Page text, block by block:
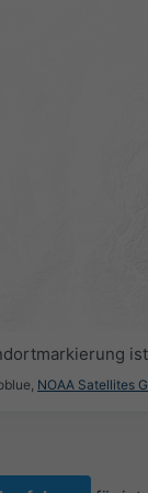
NOAA Satellites